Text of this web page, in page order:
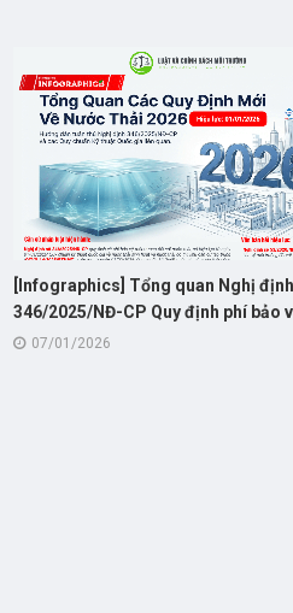
[Infographics] Tổng quan Nghị
346/2025/NĐ-CP Quy định phí bảo
trường đối với nước thải sinh hoạt và
07/01/2026